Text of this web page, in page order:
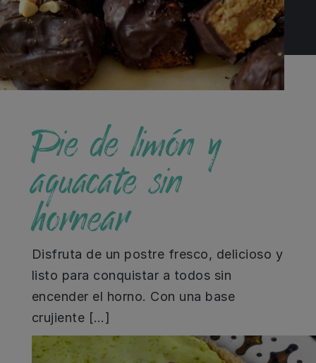
Pie de limón y
aguacate sin
hornear
Disfruta de un postre fresco, delicioso y
listo para conquistar a todos sin
encender el horno. Con una base
crujiente […]